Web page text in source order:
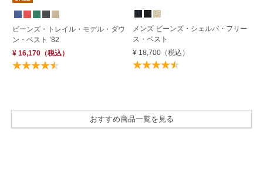
ビーンズ・トレイル・モデル・ダウ
ン・ベスト ’82
¥ 16,170（税込）
メンズ ビーンズ・シェルパ・フリー
ス・ベスト
¥ 18,700 （税込）
おすすめ商品一覧を見る